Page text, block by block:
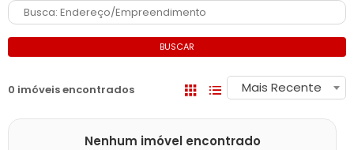
BUSCAR
0 imóveis encontrados Mais Recente
Nenhum imóvel encontrado